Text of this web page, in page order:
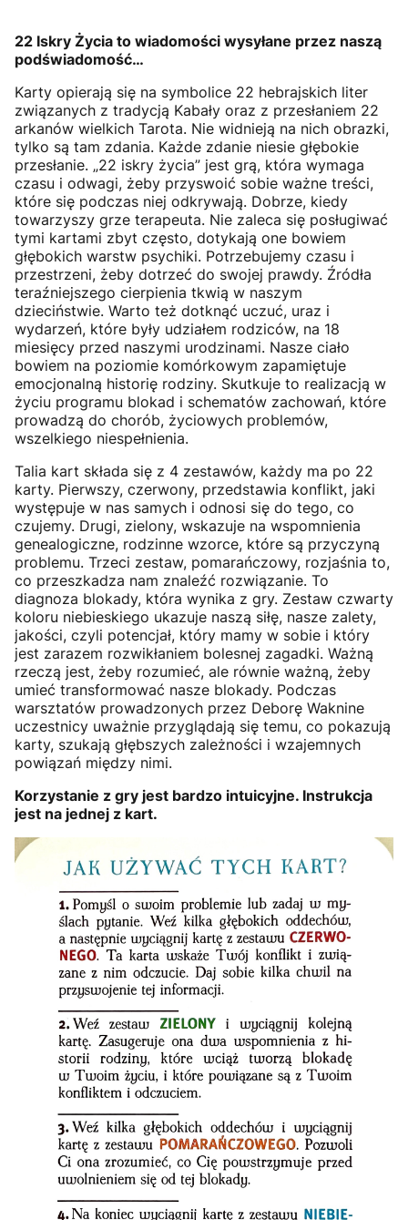
22 Iskry Życia to wiadomości wysyłane przez naszą
podświadomość…
Karty opierają się na symbolice 22 hebrajskich liter
związanych z tradycją Kabały oraz z przesłaniem 22
arkanów wielkich Tarota. Nie widnieją na nich obrazki,
tylko są tam zdania. Każde zdanie niesie głębokie
przesłanie. „22 iskry życia” jest grą, która wymaga
czasu i odwagi, żeby przyswoić sobie ważne treści,
które się podczas niej odkrywają. Dobrze, kiedy
towarzyszy grze terapeuta. Nie zaleca się posługiwać
tymi kartami zbyt często, dotykają one bowiem
głębokich warstw psychiki. Potrzebujemy czasu i
przestrzeni, żeby dotrzeć do swojej prawdy. Źródła
teraźniejszego cierpienia tkwią w naszym
dzieciństwie. Warto też dotknąć uczuć, uraz i
wydarzeń, które były udziałem rodziców, na 18
miesięcy przed naszymi urodzinami. Nasze ciało
bowiem na poziomie komórkowym zapamiętuje
emocjonalną historię rodziny. Skutkuje to realizacją w
życiu programu blokad i schematów zachowań, które
prowadzą do chorób, życiowych problemów,
wszelkiego niespełnienia.
Talia kart składa się z 4 zestawów, każdy ma po 22
karty. Pierwszy, czerwony, przedstawia konflikt, jaki
występuje w nas samych i odnosi się do tego, co
czujemy. Drugi, zielony, wskazuje na wspomnienia
genealogiczne, rodzinne wzorce, które są przyczyną
problemu. Trzeci zestaw, pomarańczowy, rozjaśnia to,
co przeszkadza nam znaleźć rozwiązanie. To
diagnoza blokady, która wynika z gry. Zestaw czwarty
koloru niebieskiego ukazuje naszą siłę, nasze zalety,
jakości, czyli potencjał, który mamy w sobie i który
jest zarazem rozwikłaniem bolesnej zagadki. Ważną
rzeczą jest, żeby rozumieć, ale równie ważną, żeby
umieć transformować nasze blokady. Podczas
warsztatów prowadzonych przez Deborę Waknine
uczestnicy uważnie przyglądają się temu, co pokazują
karty, szukają głębszych zależności i wzajemnych
powiązań między nimi.
Korzystanie z gry jest bardzo intuicyjne. Instrukcja
jest na jednej z kart.